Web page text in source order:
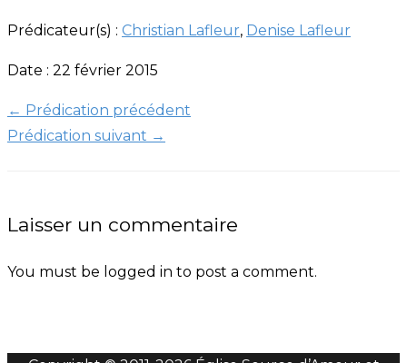
Prédicateur(s) : Christian Lafleur, Denise Lafleur
Date : 22 février 2015
← Prédication précédent
Prédication suivant →
Laisser un commentaire
You must be logged in to post a comment.